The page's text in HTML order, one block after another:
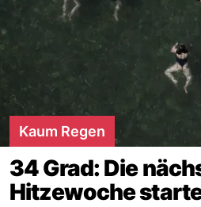
Kaum Regen
34 Grad: Die
Hitzewoche